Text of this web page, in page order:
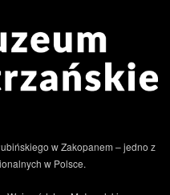
w Zakopanem – jedno z
w Polsce.